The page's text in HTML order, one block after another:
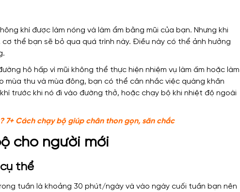
khí được làm nóng và làm ẩm bằng mũi của bạn. Nhưng khi
thể bạn sẽ bỏ qua quá trình này. Điều này có thể ảnh hưởng
hô hấp vì mũi không thể thực hiện nhiệm vụ làm ấm hoặc làm
mùa thu và mùa đông, bạn có thể cân nhắc việc quàng khăn
trước khi nó đi vào đường thở, hoặc chạy bộ khi nhiệt độ ngoài
7+ Cách chạy bộ giúp chân thon gọn, săn chắc
cho người mới
thể
tuần là khoảng 30 phút/ngày và vào ngày cuối tuần bạn nên